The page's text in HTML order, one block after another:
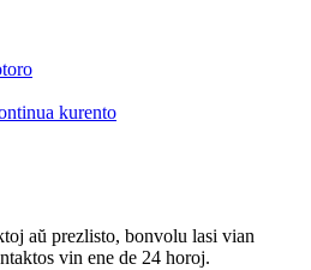
kurento
aŭ prezlisto, bonvolu lasi vian
vin ene de 24 horoj.